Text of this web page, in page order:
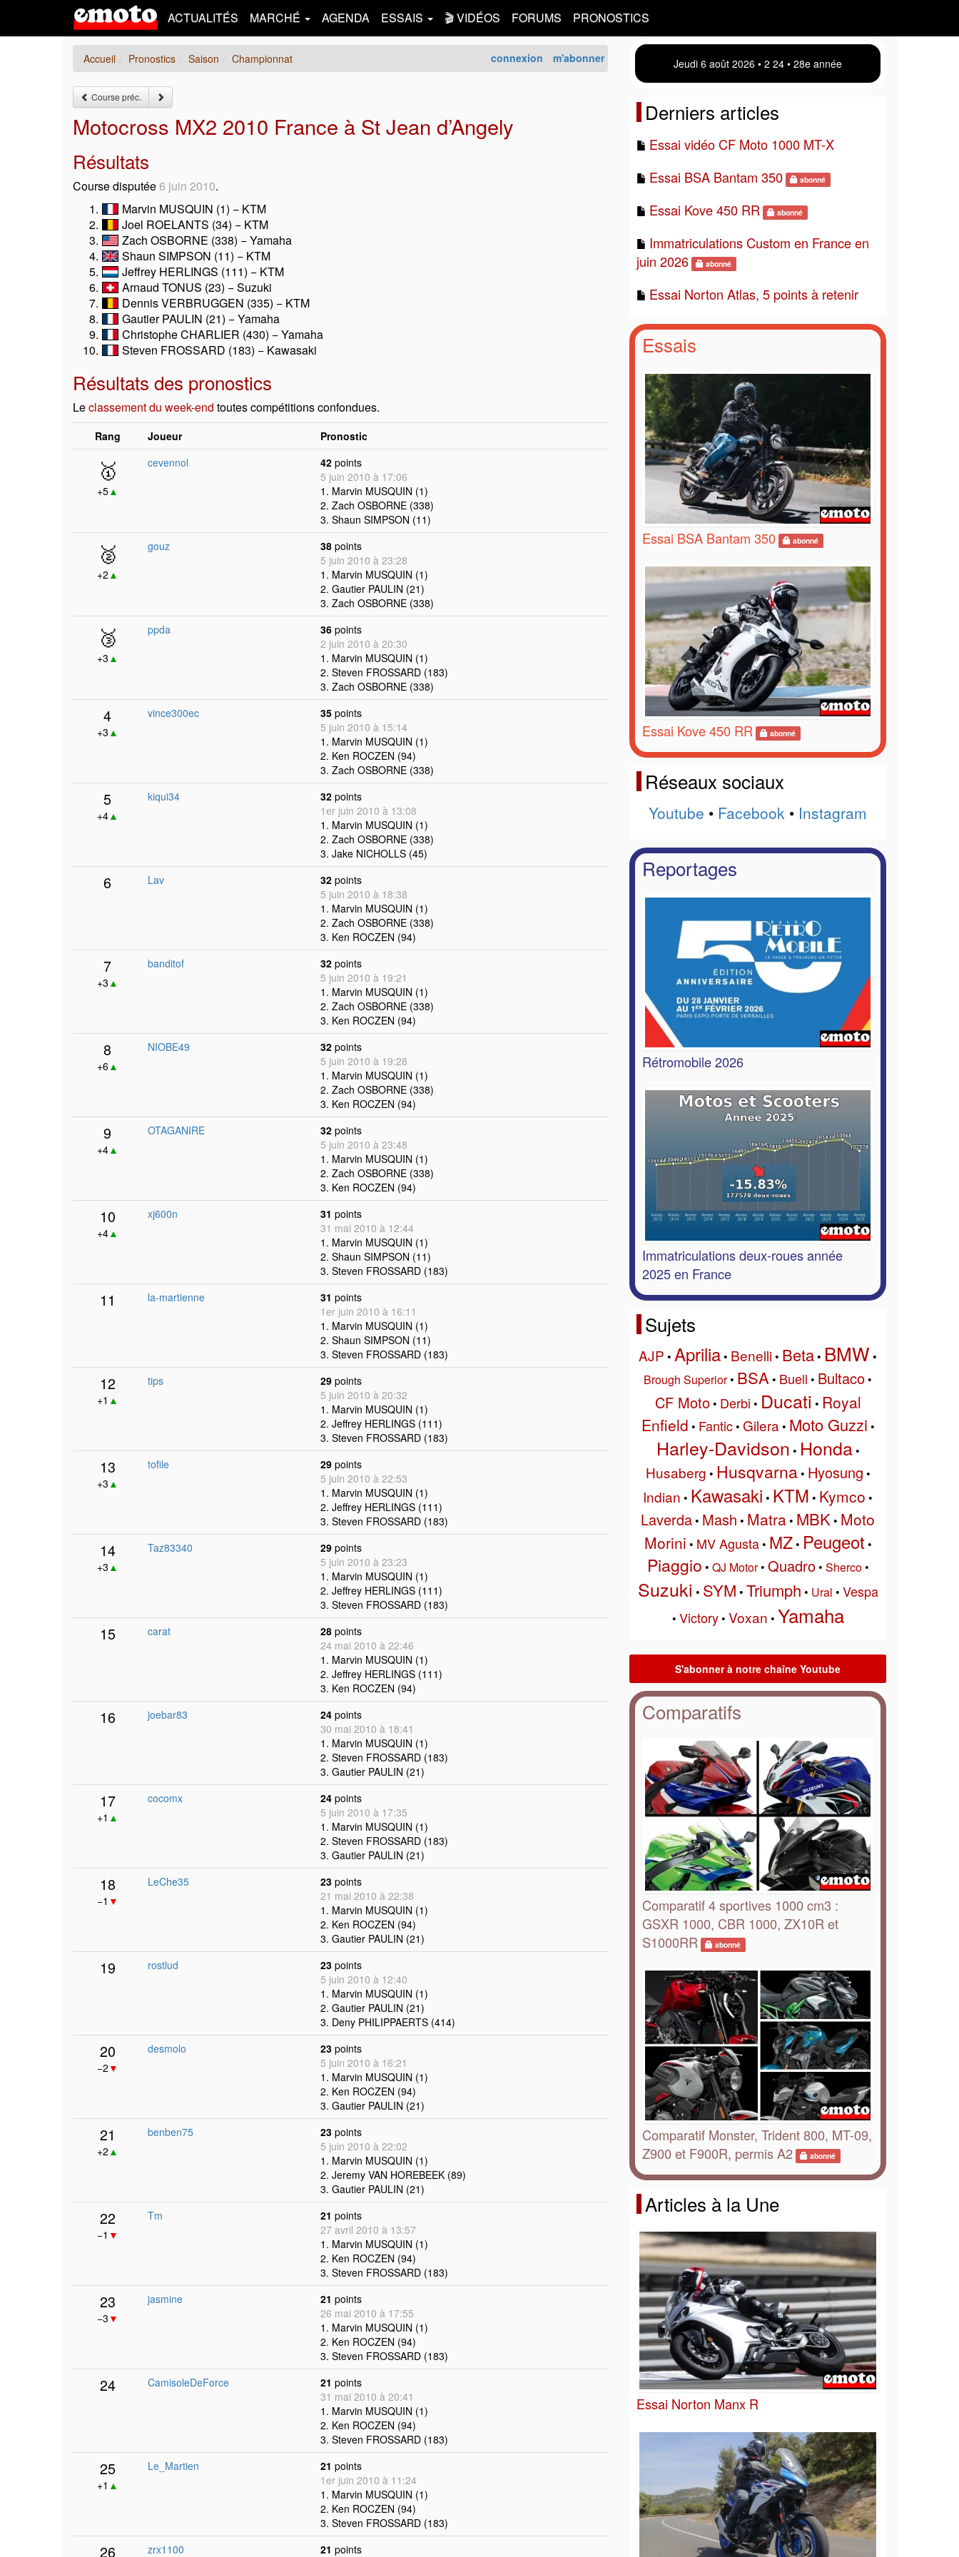
ACTUALITÉS MARCHÉ AGENDA ESSAIS 🎬 VIDÉOS FORUMS PRONOSTICS
connexion m'abonner
Accueil Pronostics Saison Championnat
Course préc.
Motocross MX2 2010 France à St Jean d’Angely
Résultats
Course disputée6 juin 2010.
Marvin MUSQUIN (1) − KTM
Joel ROELANTS (34) − KTM
Zach OSBORNE (338) − Yamaha
Shaun SIMPSON (11) − KTM
Jeffrey HERLINGS (111) − KTM
Arnaud TONUS (23) − Suzuki
Dennis VERBRUGGEN (335) − KTM
Gautier PAULIN (21) − Yamaha
Christophe CHARLIER (430) − Yamaha
Steven FROSSARD (183) − Kawasaki
Résultats des pronostics
Leclassement du week-end toutes compétitions confondues.
Rang Joueur Pronostic
🥇
+5▲
cevennol 42 points
5 juin 2010 à 17:06
1. Marvin MUSQUIN (1)
2. Zach OSBORNE (338)
3. Shaun SIMPSON (11)
🥈
+2 ▲
gouz 38 points
5 juin 2010 à 23:28
1. Marvin MUSQUIN (1)
2. Gautier PAULIN (21)
3. Zach OSBORNE (338)
🥉
+3 ▲
ppda 36 points
2 juin 2010 à 20:30
1. Marvin MUSQUIN (1)
2. Steven FROSSARD (183)
3. Zach OSBORNE (338)
4
+3 ▲
vince300ec 35 points
5 juin 2010 à 15:14
1. Marvin MUSQUIN (1)
2. Ken ROCZEN (94)
3. Zach OSBORNE (338)
5
+4▲
kiqui34 32 points
1er juin 2010 à 13:08
1. Marvin MUSQUIN (1)
2. Zach OSBORNE (338)
3. Jake NICHOLLS (45)
6 Lav 32 points
5 juin 2010 à 18:38
1. Marvin MUSQUIN (1)
2. Zach OSBORNE (338)
3. Ken ROCZEN (94)
7
+3 ▲
banditof 32 points
5 juin 2010 à 19:21
1. Marvin MUSQUIN (1)
2. Zach OSBORNE (338)
3. Ken ROCZEN (94)
8
+6▲
NIOBE49 32 points
5 juin 2010 à 19:28
1. Marvin MUSQUIN (1)
2. Zach OSBORNE (338)
3. Ken ROCZEN (94)
9
+4▲
OTAGANIRE 32 points
5 juin 2010 à 23:48
1. Marvin MUSQUIN (1)
2. Zach OSBORNE (338)
3. Ken ROCZEN (94)
10
+4▲
xj600n 31 points
31 mai 2010 à 12:44
1. Marvin MUSQUIN (1)
2. Shaun SIMPSON (11)
3. Steven FROSSARD (183)
11 la-martienne 31 points
1er juin 2010 à 16:11
1. Marvin MUSQUIN (1)
2. Shaun SIMPSON (11)
3. Steven FROSSARD (183)
12
+1 ▲
tips 29 points
5 juin 2010 à 20:32
1. Marvin MUSQUIN (1)
2. Jeffrey HERLINGS (111)
3. Steven FROSSARD (183)
13
+3 ▲
tofile 29 points
5 juin 2010 à 22:53
1. Marvin MUSQUIN (1)
2. Jeffrey HERLINGS (111)
3. Steven FROSSARD (183)
14
+3 ▲
Taz83340 29 points
5 juin 2010 à 23:23
1. Marvin MUSQUIN (1)
2. Jeffrey HERLINGS (111)
3. Steven FROSSARD (183)
15 carat 28 points
24 mai 2010 à 22:46
1. Marvin MUSQUIN (1)
2. Jeffrey HERLINGS (111)
3. Ken ROCZEN (94)
16 joebar83 24 points
30 mai 2010 à 18:41
1. Marvin MUSQUIN (1)
2. Steven FROSSARD (183)
3. Gautier PAULIN (21)
17
+1 ▲
cocomx 24 points
5 juin 2010 à 17:35
1. Marvin MUSQUIN (1)
2. Steven FROSSARD (183)
3. Gautier PAULIN (21)
18
−1 ▼
LeChe35 23 points
21 mai 2010 à 22:38
1. Marvin MUSQUIN (1)
2. Ken ROCZEN (94)
3. Gautier PAULIN (21)
19 rostlud 23 points
5 juin 2010 à 12:40
1. Marvin MUSQUIN (1)
2. Gautier PAULIN (21)
3. Deny PHILIPPAERTS (414)
20
−2 ▼
desmolo 23 points
5 juin 2010 à 16:21
1. Marvin MUSQUIN (1)
2. Ken ROCZEN (94)
3. Gautier PAULIN (21)
21
+2 ▲
benben75 23 points
5 juin 2010 à 22:02
1. Marvin MUSQUIN (1)
2. Jeremy VAN HOREBEEK (89)
3. Gautier PAULIN (21)
22
−1 ▼
Tm 21 points
27 avril 2010 à 13:57
1. Marvin MUSQUIN (1)
2. Ken ROCZEN (94)
3. Steven FROSSARD (183)
23
−3 ▼
jasmine 21 points
26 mai 2010 à 17:55
1. Marvin MUSQUIN (1)
2. Ken ROCZEN (94)
3. Steven FROSSARD (183)
24 CamisoleDeForce 21 points
31 mai 2010 à 20:41
1. Marvin MUSQUIN (1)
2. Ken ROCZEN (94)
3. Steven FROSSARD (183)
25
+1 ▲
Le_Martien 21 points
1er juin 2010 à 11:24
1. Marvin MUSQUIN (1)
2. Ken ROCZEN (94)
3. Steven FROSSARD (183)
26 zrx1100 21 points
Jeudi 6 août 2026 • 2:24 • 28e année
Derniers articles
Essai vidéo CF Moto 1000 MT-X
Essai BSA Bantam 350
abonné
Essai Kove 450 RR abonné
Immatriculations Custom en France en
juin 2026
abonné
Essai Norton Atlas, 5 points à retenir
Essais
Essai BSA Bantam 350 abonné
Essai Kove 450 RR abonné
Réseaux sociaux
Youtube • Facebook • Instagram
Reportages
Rétromobile 2026
Immatriculations deux-roues année
2025 en France
Sujets
AJP • Aprilia• Benelli• Beta• BMW •
Brough Superior• BSA • Buell • Bultaco•
CF Moto• Derbi • Ducati • Royal
Enfield • Fantic• Gilera • Moto Guzzi •
Harley-Davidson • Honda•
Husaberg • Husqvarna• Hyosung •
Indian • Kawasaki • KTM • Kymco •
Laverda• Mash • Matra• MBK • Moto
Morini • MV Agusta• MZ• Peugeot •
Piaggio • QJ Motor• Quadro• Sherco•
Suzuki • SYM • Triumph • Ural • Vespa
• Victory• Voxan • Yamaha
Comparatifs
Comparatif 4 sportives 1000 cm3 :
GSXR 1000, CBR 1000, ZX10R et
S1000RR
abonné
Comparatif Monster, Trident 800, MT-09,
Z900 et F900R, permis A2
abonné
Articles à la Une
Essai Norton Manx R